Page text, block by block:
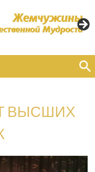
Найти:
ВЫСШИХ